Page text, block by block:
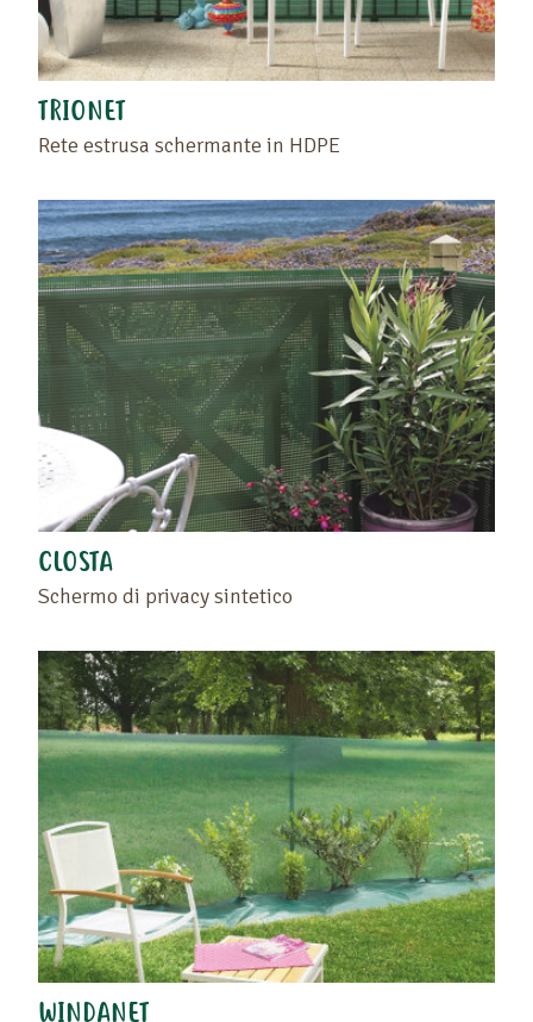
TRIONET
Rete estrusa schermante in HDPE
CLOSTA
Schermo di privacy sintetico